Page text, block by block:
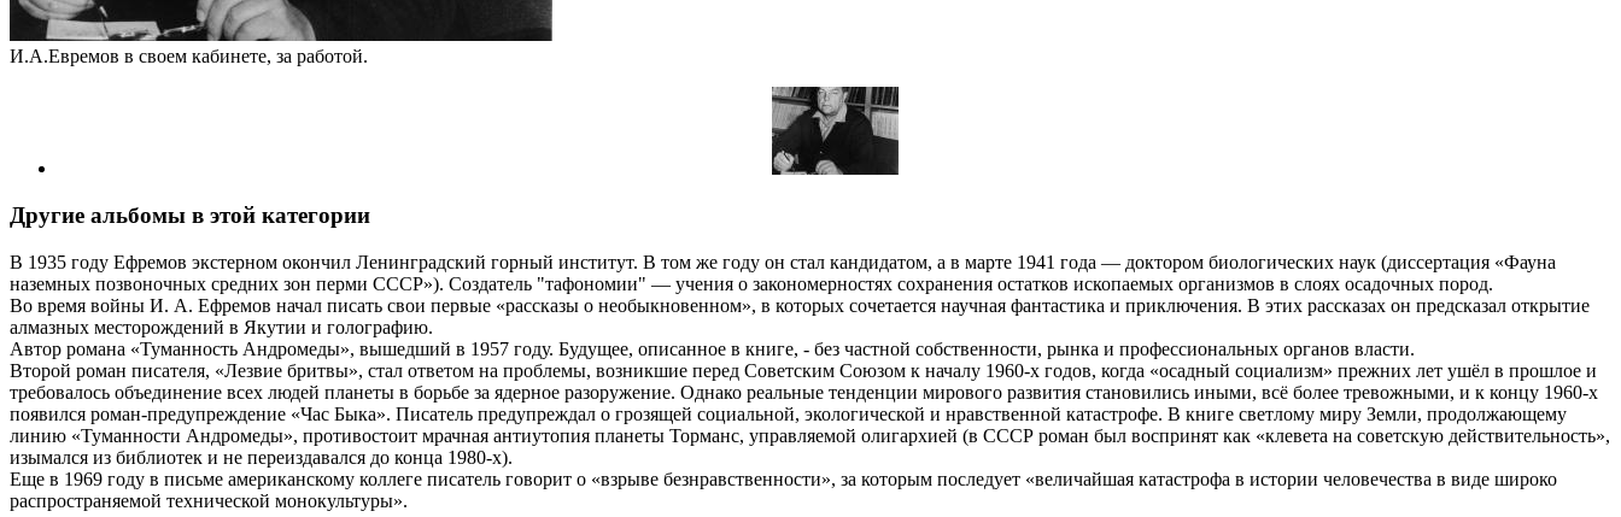
И.А.Евремов в своем кабинете, за работой.
Другие альбомы в этой категории
В 1935 году Ефремов экстерном окончил Ленинградский горный институт. В том же году он стал кандидатом, а в марте 1941 года — доктором биологических наук (диссертация «Фауна
наземных позвоночных средних зон перми СССР»). Создатель "тафономии" — учения о закономерностях сохранения остатков ископаемых организмов в слоях осадочных пород.
Во время войны И. А. Ефремов начал писать свои первые «рассказы о необыкновенном», в которых сочетается научная фантастика и приключения. В этих рассказах он предсказал открытие
алмазных месторождений в Якутии и голографию.
Автор романа «Туманность Андромеды», вышедший в 1957 году. Будущее, описанное в книге, - без частной собственности, рынка и профессиональных органов власти.
Второй роман писателя, «Лезвие бритвы», стал ответом на проблемы, возникшие перед Советским Союзом к началу 1960-х годов, когда «осадный социализм» прежних лет ушёл в прошлое и
требовалось объединение всех людей планеты в борьбе за ядерное разоружение. Однако реальные тенденции мирового развития становились иными, всё более тревожными, и к концу 1960-х
появился роман-предупреждение «Час Быка». Писатель предупреждал о грозящей социальной, экологической и нравственной катастрофе. В книге светлому миру Земли, продолжающему
линию «Туманности Андромеды», противостоит мрачная антиутопия планеты Торманс, управляемой олигархией (в СССР роман был воспринят как «клевета на советскую действительность»,
изымался из библиотек и не переиздавался до конца 1980-х).
Еще в 1969 году в письме американскому коллеге писатель говорит о «взрыве безнравственности», за которым последует «величайшая катастрофа в истории человечества в виде широко
распространяемой технической монокультуры».